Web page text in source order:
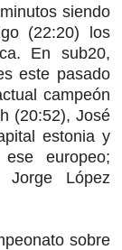
siendo
(22:20) los
En sub20,
este pasado
campeón
(20:52), José
estonia y
europeo;
López
sobre